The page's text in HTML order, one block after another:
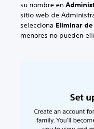
su nombre en
sitio web de
selecciona Eliminar
menores no pueden